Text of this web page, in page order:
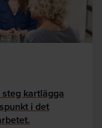
kartlägga
i det